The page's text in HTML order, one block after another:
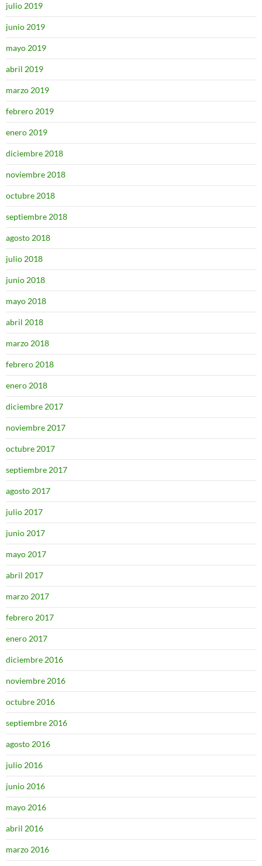
julio 2019
junio 2019
mayo 2019
abril 2019
marzo 2019
febrero 2019
enero 2019
diciembre 2018
noviembre 2018
octubre 2018
septiembre 2018
agosto 2018
julio 2018
junio 2018
mayo 2018
abril 2018
marzo 2018
febrero 2018
enero 2018
diciembre 2017
noviembre 2017
octubre 2017
septiembre 2017
agosto 2017
julio 2017
junio 2017
mayo 2017
abril 2017
marzo 2017
febrero 2017
enero 2017
diciembre 2016
noviembre 2016
octubre 2016
septiembre 2016
agosto 2016
julio 2016
junio 2016
mayo 2016
abril 2016
marzo 2016